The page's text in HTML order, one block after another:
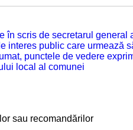
în scris de secretarul general
interes public care urmează
punctele de vedere
local al comunei
sau recomandărilor